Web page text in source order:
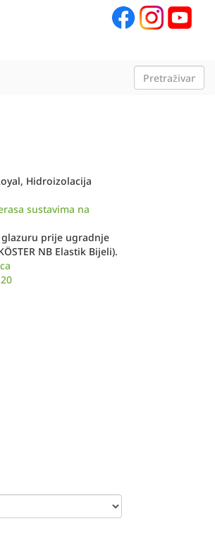
Hidroizolacija
sustavima na
prije ugradnje
NB Elastik Bijeli).